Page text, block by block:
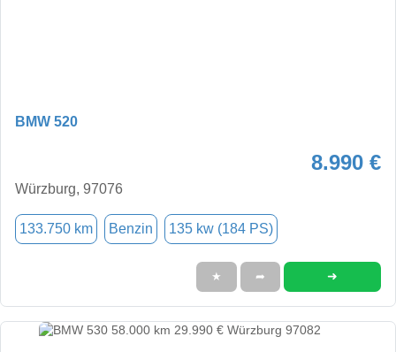
BMW 520
8.990 €
Würzburg, 97076
133.750 km Benzin 135 kw (184 PS)
★ ➦ ➜